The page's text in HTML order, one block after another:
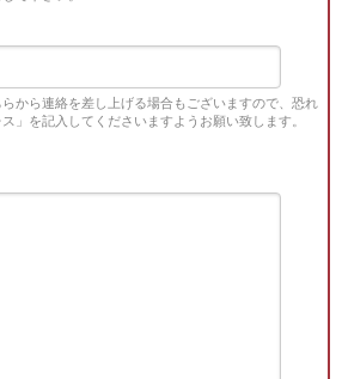
らから連絡を差し上げる場合もございますので、恐れ
」を記入してくださいますようお願い致します。